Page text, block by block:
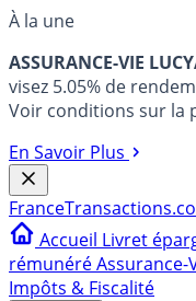
À la une
ASSURANCE-VIE
visez 5.05% de
Voir conditions sur la
En Savoir Plus
France
Accueil Livret
rémunéréAssurance-
Impôts & Fiscalité